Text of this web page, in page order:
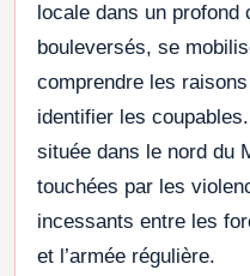
locale dans un
bouleversés, se
comprendre les
identifier les
située dans le nord du
touchées par les
incessants entre les
et l’armée régulière.